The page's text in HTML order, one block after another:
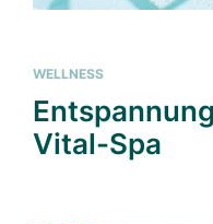
WELLNESS
Vital-Spa